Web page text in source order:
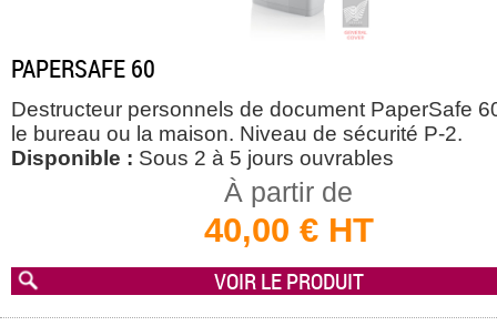
PAPERSAFE 60
Destructeur personnels de document PaperSafe
le bureau ou la maison. Niveau de sécurité P-2.
Disponible : Sous 2 à 5 jours ouvrables
À partir de
40,00 € HT
VOIR LE PRODUIT